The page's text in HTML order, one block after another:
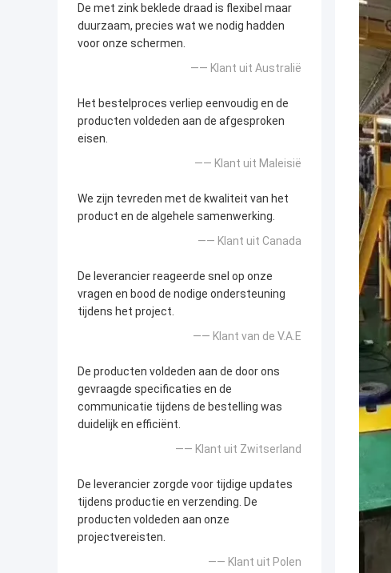
De met zink beklede draad is flexibel maar
duurzaam, precies wat we nodig hadden
voor onze schermen.
—— Klant uit Australië
Het bestelproces verliep eenvoudig en de
producten voldeden aan de afgesproken
eisen.
—— Klant uit Maleisië
We zijn tevreden met de kwaliteit van het
product en de algehele samenwerking.
—— Klant uit Canada
De leverancier reageerde snel op onze
vragen en bood de nodige ondersteuning
tijdens het project.
—— Klant van de V.A.E
De producten voldeden aan de door ons
gevraagde specificaties en de
communicatie tijdens de bestelling was
duidelijk en efficiënt.
—— Klant uit Zwitserland
De leverancier zorgde voor tijdige updates
tijdens productie en verzending. De
producten voldeden aan onze
projectvereisten.
—— Klant uit Polen